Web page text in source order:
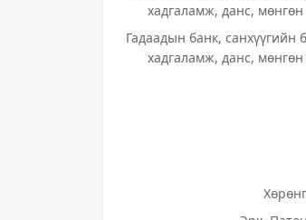
хадгаламж, данс,
Гадаадын банк, санхүүгийн
хадгаламж, данс,